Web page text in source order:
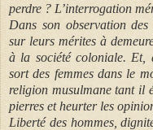
perdre ? L’interrogation
Dans son observation
sur leurs mérites à
à la société coloniale. Et,
sort des femmes dans le
religion musulmane tant il
pierres et heurter les
Liberté des hommes,